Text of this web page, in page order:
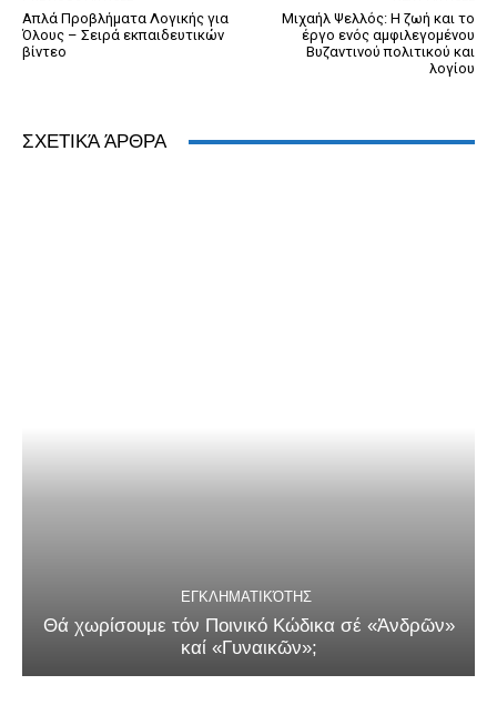
Απλά Προβλήματα Λογικής για
Όλους – Σειρά εκπαιδευτικών
βίντεο
Μιχαήλ Ψελλός: Η ζωή και το
έργο ενός αμφιλεγομένου
Βυζαντινού πολιτικού και
λογίου
ΣΧΕΤΙΚΆ ΆΡΘΡΑ
ΕΓΚΛΗΜΑΤΙΚΌΤΗΣ
Θά χωρίσουμε τόν Ποινικό Κώδικα σέ «Ἀνδρῶν»
καί «Γυναικῶν»;